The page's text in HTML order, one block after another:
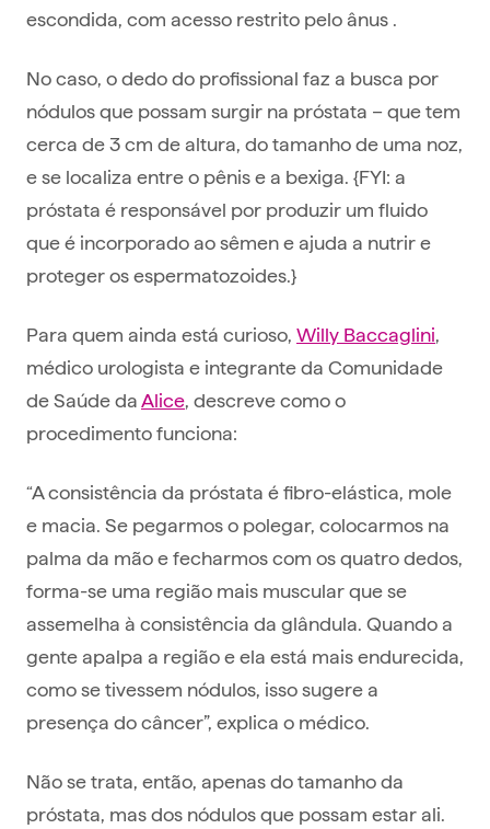
escondida, com acesso restrito pelo ânus .
No caso, o dedo do profissional faz a busca por
nódulos que possam surgir na próstata – que tem
cerca de 3 cm de altura, do tamanho de uma noz,
e se localiza entre o pênis e a bexiga. {FYI: a
próstata é responsável por produzir um fluido
que é incorporado ao sêmen e ajuda a nutrir e
proteger os espermatozoides.}
Para quem ainda está curioso, Willy Baccaglini,
médico urologista e integrante da Comunidade
de Saúde daAlice, descreve como o
procedimento funciona:
“A consistência da próstata é fibro-elástica, mole
e macia. Se pegarmos o polegar, colocarmos na
palma da mão e fecharmos com os quatro dedos,
forma-se uma região mais muscular que se
assemelha à consistência da glândula. Quando a
gente apalpa a região e ela está mais endurecida,
como se tivessem nódulos, isso sugere a
presença do câncer”, explica o médico.
Não se trata, então, apenas do tamanho da
próstata, mas dos nódulos que possam estar ali.